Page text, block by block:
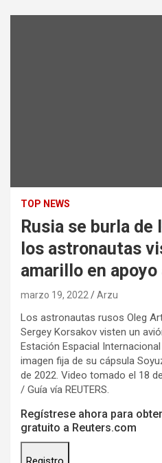
TOP NEWS
Rusia se burla de
los astronautas
amarillo en apoyo
marzo 19, 2022 Arzu
Los astronautas rusos Oleg
Sergey Korsakov visten un
Estación Espacial
imagen fija de su cápsula
de 2022. Video tomado el 18
/ Guía vía REUTERS.
Regístrese ahora para
gratuito a Reuters.com